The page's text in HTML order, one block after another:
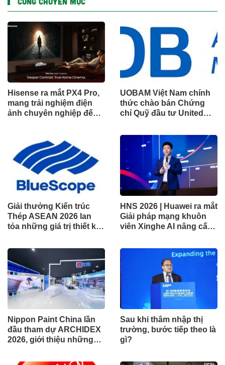
Hisense ra mắt PX4 Pro,
mang trải nghiệm điện
ảnh chuyên nghiệp đến
UOBAM Việt Nam chính
thức chào bán Chứng
chỉ Quỹ đầu tư United
(UMMF)
Giải thưởng Kiến trúc
Thép ASEAN 2026 lan
tỏa những giá trị thiết kế
vực
HNS 2026 | Huawei ra mắt
Giải pháp mạng khuôn
viên Xinghe AI nâng cấp
Nippon Paint China lần
đầu tham dự ARCHIDEX
2026, giới thiệu những
công nghiệp
Sau khi thâm nhập thị
trường, bước tiếp theo là
gì?